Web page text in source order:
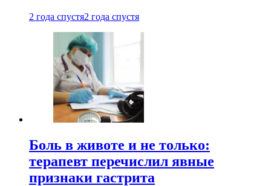
2 года спустя2 года спустя
Боль в животе и не только:
терапевт перечислил явные
признаки гастрита